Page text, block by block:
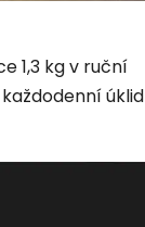
1,3 kg v ruční
úklid